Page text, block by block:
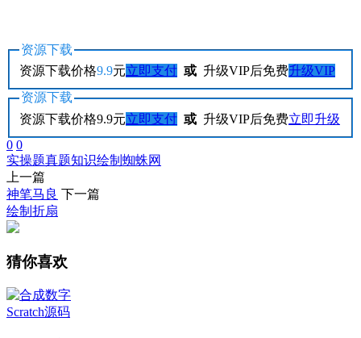
资源下载
资源下载价格9.9元立即支付 或 升级VIP后免费升级VIP
资源下载
资源下载价格9.9元立即支付 或 升级VIP后免费立即升级
0 0
实操题真题知识绘制蜘蛛网
上一篇
神笔马良 下一篇
绘制折扇
猜你喜欢
Scratch源码